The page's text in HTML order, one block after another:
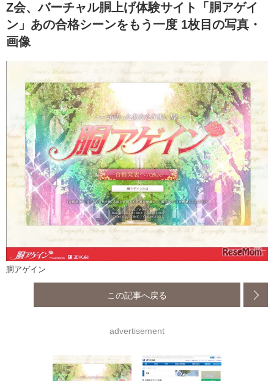
Z会、バーチャル胴上げ体験サイト「胴アゲイ
ン」あの合格シーンをもう一度 1枚目の写真・
画像
胴アゲイン
この記事へ戻る
advertisement